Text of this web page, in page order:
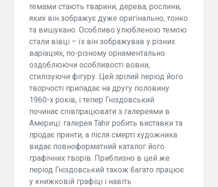
темами стають тварини, дерева, рослини,
яких він зображує дуже оригінально, тонко
та вишукано. Особливо улюбленою темою
стали вівці – їх він зображував у різних
варіаціях, по-різному орнаментально
оздоблюючи особливості вовни,
стилізуючи фігуру. Цей зрілий період його
творчості припадає на другу половину
1960-х років, і тепер Гніздовський
починає співпрацювати з галереями в
Америці: галерея Tahir робить виставки та
продає принти, а після смерті художника
видає повноформатний каталог його
графічних творів. Приблизно в цей же
період Гніздовський також багато працює
у книжковій графіці і навіть